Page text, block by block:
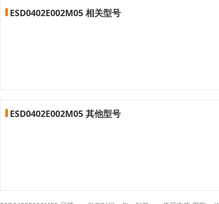
ESD0402E002M05 相关型号
ESD0402E002M05 其他型号